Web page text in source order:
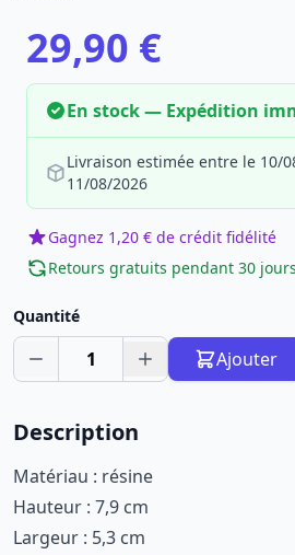
29,90 €
En stock — Expédition
Livraison estimée entre le 10/
11/08/2026
Gagnez 1,20 € de crédit fidélité
Retours gratuits pendant 30 jours
Quantité
1 Ajouter
Description
Matériau : résine
Hauteur : 7,9 cm
Largeur : 5,3 cm